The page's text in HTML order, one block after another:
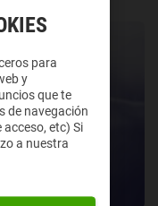
para
y
que te
de navegación
etc) Si
a nuestra